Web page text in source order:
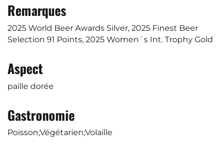
Remarques
2025 World Beer Awards Silver, 2025 Finest Beer
Selection 91 Points, 2025 Women´s Int. Trophy Gold
Aspect
paille dorée
Gastronomie
Poisson;Végétarien;Volaille